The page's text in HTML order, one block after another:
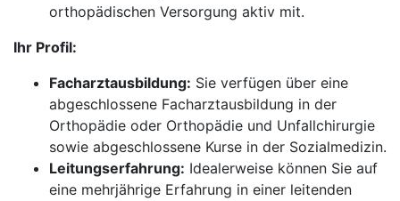
orthopädischen Versorgung aktiv mit.
Ihr Profil:
Facharztausbildung: Sie verfügen über eine
abgeschlossene Facharztausbildung in der
Orthopädie oder Orthopädie und Unfallchirurgie
sowie abgeschlossene Kurse in der Sozialmedizin.
Leitungserfahrung: Idealerweise können Sie auf
eine mehrjährige Erfahrung in einer leitenden